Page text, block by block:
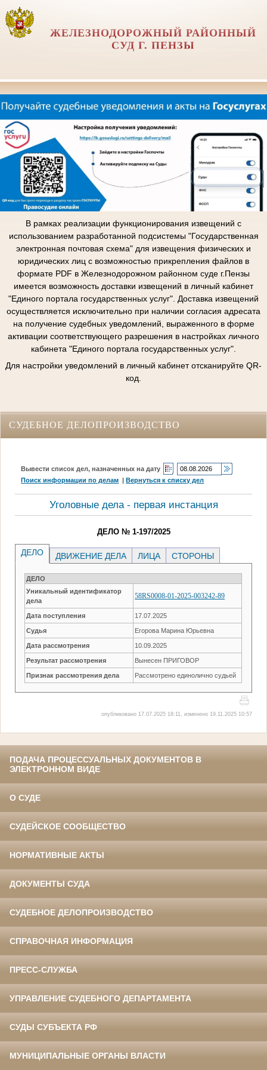
ЖЕЛЕЗНОДОРОЖНЫЙ РАЙОННЫЙ
СУД Г. ПЕНЗЫ
В рамках реализации функционирования извещений с
использованием разработанной подсистемы "Государственная
электронная почтовая схема" для извещения физических и
юридических лиц с возможностью прикрепления файлов в
формате PDF в Железнодорожном районном суде г.Пензы
имеется возможность доставки извещений в личный кабинет
"Единого портала государственных услуг". Доставка извещений
осуществляется исключительно при наличии согласия адресата
на получение судебных уведомлений, выраженного в форме
активации соответствующего разрешения в настройках личного
кабинета "Единого портала государственных услуг".
Для настройки уведомлений в личный кабинет отсканируйте QR-
код.
СУДЕБНОЕ ДЕЛОПРОИЗВОДСТВО
Вывести список дел, назначенных на дату
Поиск информации по делам |Вернуться к списку дел
Уголовные дела - первая инстанция
ДЕЛО № 1-197/2025
ДЕЛО ДВИЖЕНИЕ ДЕЛА ЛИЦА СТОРОНЫ
ДЕЛО
Уникальный идентификатор
дела
58RS0008-01-2025-003242-89
Дата поступления 17.07.2025
Судья Егорова Марина Юрьевна
Дата рассмотрения 10.09.2025
Результат рассмотрения Вынесен ПРИГОВОР
Признак рассмотрения дела Рассмотрено единолично судьей
опубликовано 17.07.2025 18:11, изменено 19.11.2025 10:57
ПОДАЧА ПРОЦЕССУАЛЬНЫХ ДОКУМЕНТОВ В
ЭЛЕКТРОННОМ ВИДЕ
О СУДЕ
СУДЕЙСКОЕ СООБЩЕСТВО
НОРМАТИВНЫЕ АКТЫ
ДОКУМЕНТЫ СУДА
СУДЕБНОЕ ДЕЛОПРОИЗВОДСТВО
СПРАВОЧНАЯ ИНФОРМАЦИЯ
ПРЕСС-СЛУЖБА
УПРАВЛЕНИЕ СУДЕБНОГО ДЕПАРТАМЕНТА
СУДЫ СУБЪЕКТА РФ
МУНИЦИПАЛЬНЫЕ ОРГАНЫ ВЛАСТИ